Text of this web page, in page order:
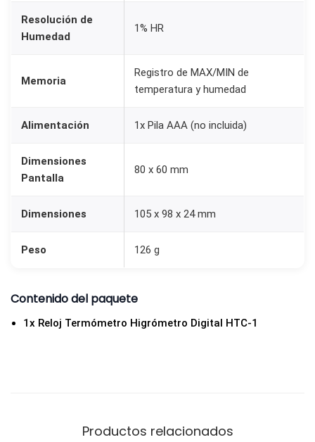
Resolución de
Humedad
1% HR
Memoria
Registro de MAX/MIN de
temperatura y humedad
Alimentación 1x Pila AAA (no incluida)
Dimensiones
Pantalla
80 x 60 mm
Dimensiones 105 x 98 x 24 mm
Peso 126 g
Contenido del paquete
1x Reloj Termómetro Higrómetro Digital HTC-1
Productos relacionados